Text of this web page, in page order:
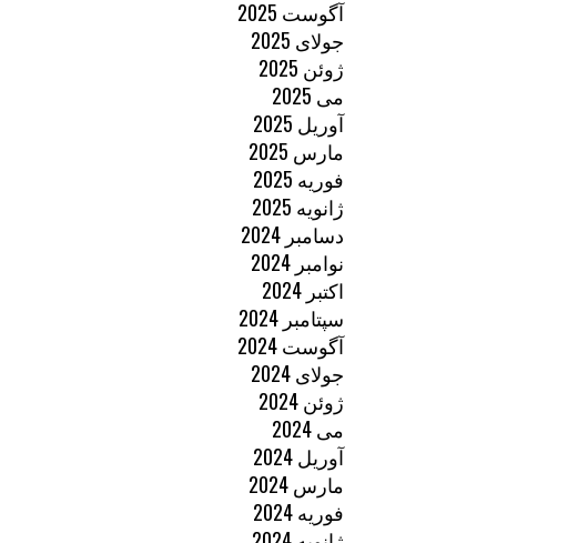
آگوست 2025
جولای 2025
ژوئن 2025
می 2025
آوریل 2025
مارس 2025
فوریه 2025
ژانویه 2025
دسامبر 2024
نوامبر 2024
اکتبر 2024
سپتامبر 2024
آگوست 2024
جولای 2024
ژوئن 2024
می 2024
آوریل 2024
مارس 2024
فوریه 2024